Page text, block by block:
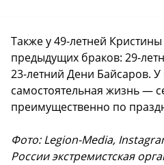
Также у 49-летней
предыдущих браков: 29-
23-летний Дени Байсаров.
самостоятельная жизнь —
преимущественно по
Фото: Legion-Media,
России экстремистская